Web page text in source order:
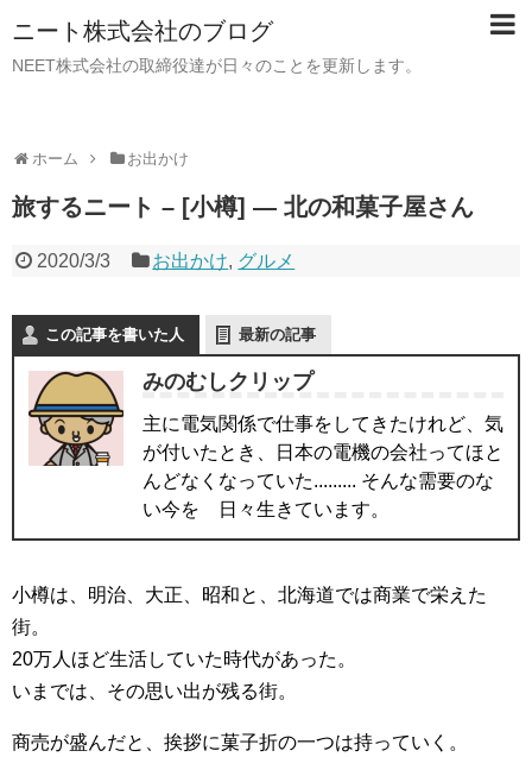
ニート株式会社のブログ
NEET株式会社の取締役達が日々のことを更新します。
ホーム お出かけ
旅するニート – [小樽] — 北の和菓子屋さん
2020/3/3 お出かけ, グルメ
この記事を書いた人 最新の記事
みのむしクリップ
主に電気関係で仕事をしてきたけれど、気
が付いたとき、日本の電機の会社ってほと
んどなくなっていた......... そんな需要のな
い今を 日々生きています。
小樽は、明治、大正、昭和と、北海道では商業で栄えた
街。
20万人ほど生活していた時代があった。
いまでは、その思い出が残る街。
商売が盛んだと、挨拶に菓子折の一つは持っていく。